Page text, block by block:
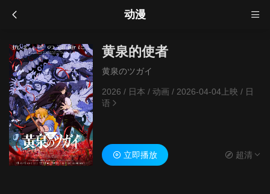
动漫
黄泉的使者
黄泉のツガイ
2026 / 日本 / 动画/ 2026-04-04上映 / 日
语
立即播放 超清